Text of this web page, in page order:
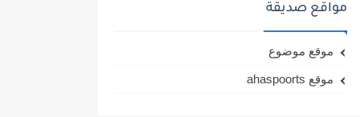
مواقع صديقة
موقع موضوع
موقع ahaspoorts